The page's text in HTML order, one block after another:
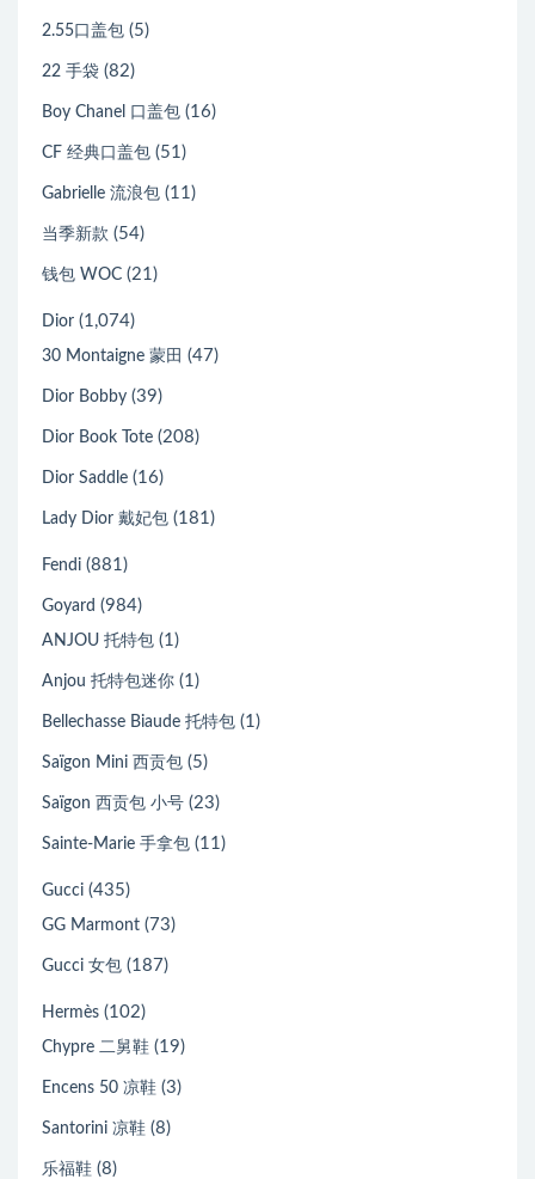
2.55口盖包 (5)
22 手袋 (82)
Boy Chanel 口盖包 (16)
CF 经典口盖包 (51)
Gabrielle 流浪包 (11)
当季新款 (54)
钱包 WOC (21)
Dior (1,074)
30 Montaigne 蒙田 (47)
Dior Bobby (39)
Dior Book Tote (208)
Dior Saddle (16)
Lady Dior 戴妃包 (181)
Fendi (881)
Goyard (984)
ANJOU 托特包 (1)
Anjou 托特包迷你 (1)
Bellechasse Biaude 托特包 (1)
Saïgon Mini 西贡包 (5)
Saïgon 西贡包 小号 (23)
Sainte-Marie 手拿包 (11)
Gucci (435)
GG Marmont (73)
Gucci 女包 (187)
Hermès (102)
Chypre 二舅鞋 (19)
Encens 50 凉鞋 (3)
Santorini 凉鞋 (8)
乐福鞋 (8)